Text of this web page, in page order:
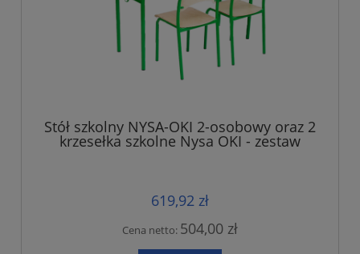
Stół szkolny NYSA-OKI 2-osobowy oraz 2
krzesełka szkolne Nysa OKI - zestaw
619,92 zł
Cena netto: 504,00 zł